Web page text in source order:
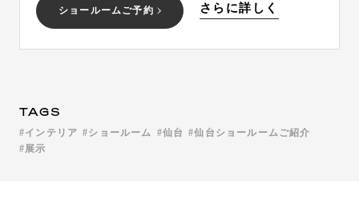
ショールームご予約 さらに詳しく
TAGS
インテリア ショールーム 仙台
仙台ショールームご紹介
展示